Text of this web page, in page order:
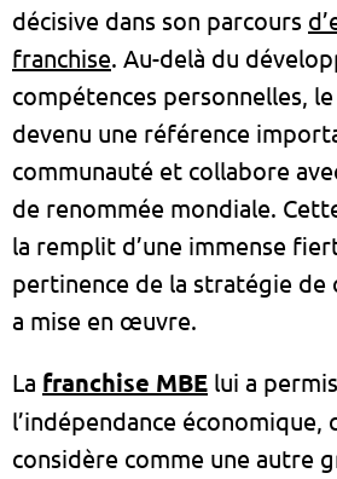
décisive dans son parcours
franchise. Au-delà du
compétences personnelles,
devenu une référence
communauté et collabore
de renommée mondiale.
la remplit d’une immense
pertinence de la stratégie de
a mise en œuvre.
La franchise MBE lui a
l’indépendance économique,
considère comme une autre